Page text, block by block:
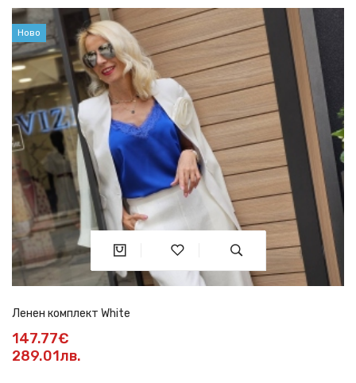
Ново
Ленен комплект White
147.77€
289.01лв.